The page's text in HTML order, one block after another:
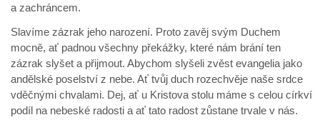
a zachráncem.
Slavíme zázrak jeho narození. Proto zavěj svým Duchem
mocně, ať padnou všechny překážky, které nám brání ten
zázrak slyšet a přijmout. Abychom slyšeli zvěst evangelia jako
andělské poselství z nebe. Ať tvůj duch rozechvěje naše srdce
vděčnými chvalami. Dej, ať u Kristova stolu máme s celou církví
podíl na nebeské radosti a ať tato radost zůstane trvale v nás.